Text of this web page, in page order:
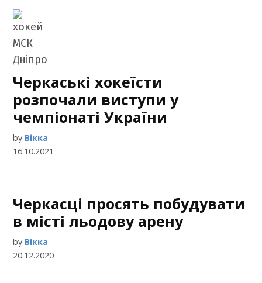
Черкаські хокеїсти
розпочали виступи у
чемпіонаті України
by Вікка
16.10.2021
Черкасці просять побудувати
в місті льодову арену
by Вікка
20.12.2020